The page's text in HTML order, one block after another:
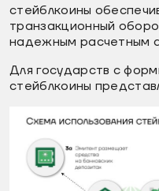
стейблкоины
транзакционный
надежным расчетным
Для государств с
стейблкоины